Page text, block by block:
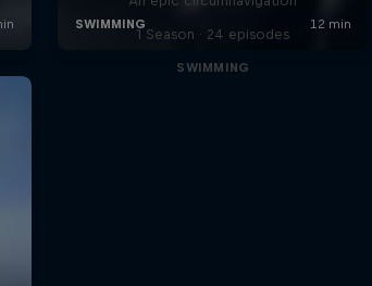
1 Season · 24 episodes
SWIMMING